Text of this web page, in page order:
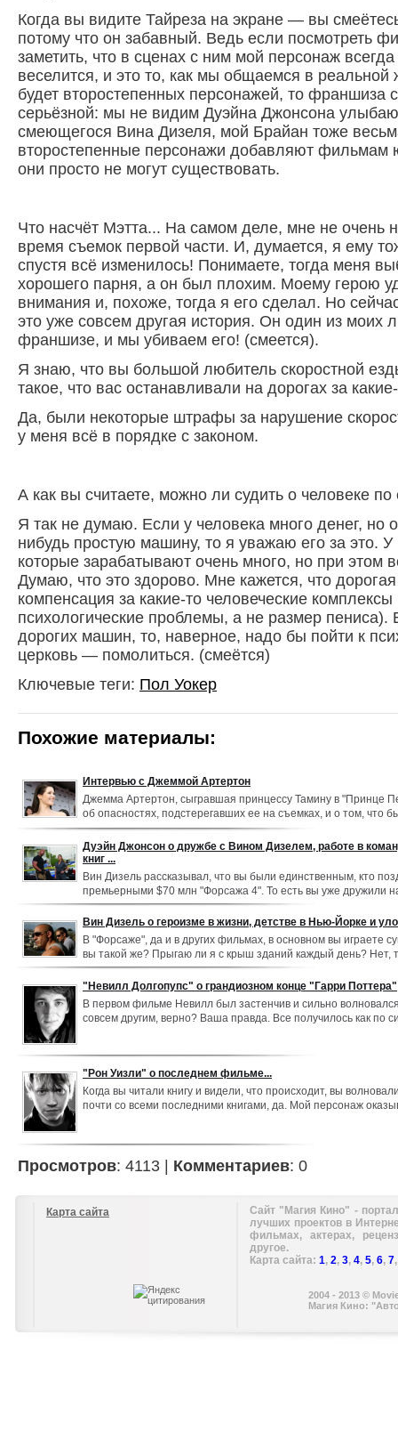
Когда вы видите Тайреза на экране — вы
потому что он забавный. Ведь если посмотреть
заметить, что в сценах с ним мой персонаж
веселится, и это то, как мы общаемся в реальной
будет второстепенных персонажей, то франшиза
серьёзной: мы не видим Дуэйна Джонсона
смеющегося Вина Дизеля, мой Брайан тоже
второстепенные персонажи добавляют фильмам
они просто не могут существовать.
Что насчёт Мэтта... На самом деле, мне не очень
время съемок первой части. И, думается, я ему
спустя всё изменилось! Понимаете, тогда меня
хорошего парня, а он был плохим. Моему герою
внимания и, похоже, тогда я его сделал. Но
это уже совсем другая история. Он один из моих
франшизе, и мы убиваем его! (смеется).
Я знаю, что вы большой любитель скоростной
такое, что вас останавливали на дорогах за
Да, были некоторые штрафы за нарушение
у меня всё в порядке с законом.
А как вы считаете, можно ли судить о человеке
Я так не думаю. Если у человека много денег, но
нибудь простую машину, то я уважаю его за это. У
которые зарабатывают очень много, но при этом
Думаю, что это здорово. Мне кажется, что
компенсация за какие-то человеческие
психологические проблемы, а не размер пениса).
дорогих машин, то, наверное, надо бы пойти к
церковь — помолиться. (смеётся)
Ключевые теги: Пол Уокер
Похожие материалы:
Интервью с Джеммой Артертон
Джемма Артертон, сыгравшая принцессу Тамину в "Принце
об опасностях, подстерегавших ее на съемках, и о том, что
фон Триер. - Как вам было работать со знаменитостями —
Крэйгом, потом Сэмом Уортингтоном, теперь вот с Джейком
Дуэйн Джонсон о дружбе с Вином Дизелем, работе в
книг ...
Вин Дизель рассказывал, что вы были единственным, кто
премьерными $70 млн "Форсажа 4". То есть вы уже дружили
впервые познакомились?
Вин Дизель о героизме в жизни, детстве в Нью-Йорке и
В "Форсаже", да и в других фильмах, в основном вы играете
вы такой же? Прыгаю ли я с крыш зданий каждый день? Нет,
стиль "папаша". Прошло много лет с тех пор, как я зависал в
Йорка, все это позади.
"Невилл Долгопупс" о грандиозном конце "Гарри Поттера"
В первом фильме Невилл был застенчив и сильно
совсем другим, верно? Ваша правда. Все получилось как по
кажется, что мой персонаж прошел примерно тот же путь.
"Рон Уизли" о последнем фильме...
Когда вы читали книгу и видели, что происходит, вы
почти со всеми последними книгами, да. Мой персонаж
сильные чувства.
Просмотров: 4113 | Комментариев: 0
Карта сайта
Сайт "Магия Кино" -
лучших проектов в
фильмах, актерах,
другое.
Карта сайта: 1, 2, 3, 4, 5, 6, 7
2004 - 2013 ©
Магия Кино: